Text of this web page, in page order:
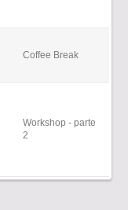
Coffee Break
Workshop - parte
2